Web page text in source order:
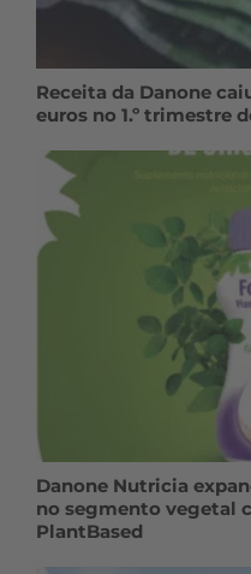
Receita da Danone
euros no 1.º trimestre
Danone Nutricia
no segmento vegetal
PlantBased